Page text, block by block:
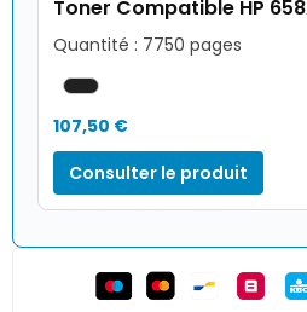
Toner Compatible HP
Quantité : 7750 pages
107,50 €
Consulter le produit